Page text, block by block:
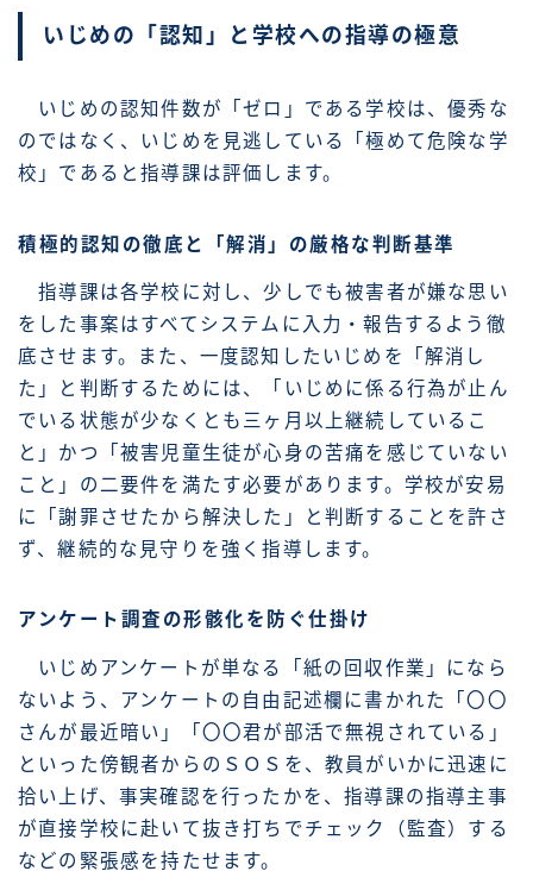
いじめの「認知」と学校への指導の極意
いじめの認知件数が「ゼロ」である学校は、優秀な
のではなく、いじめを見逃している「極めて危険な学
校」であると指導課は評価します。
積極的認知の徹底と「解消」の厳格な判断基準
指導課は各学校に対し、少しでも被害者が嫌な思い
をした事案はすべてシステムに入力・報告するよう徹
底させます。また、一度認知したいじめを「解消し
た」と判断するためには、「いじめに係る行為が止ん
でいる状態が少なくとも三ヶ月以上継続しているこ
と」かつ「被害児童生徒が心身の苦痛を感じていない
こと」の二要件を満たす必要があります。学校が安易
に「謝罪させたから解決した」と判断することを許さ
ず、継続的な見守りを強く指導します。
アンケート調査の形骸化を防ぐ仕掛け
いじめアンケートが単なる「紙の回収作業」になら
ないよう、アンケートの自由記述欄に書かれた「〇〇
さんが最近暗い」「〇〇君が部活で無視されている」
といった傍観者からのＳＯＳを、教員がいかに迅速に
拾い上げ、事実確認を行ったかを、指導課の指導主事
が直接学校に赴いて抜き打ちでチェック（監査）する
などの緊張感を持たせます。